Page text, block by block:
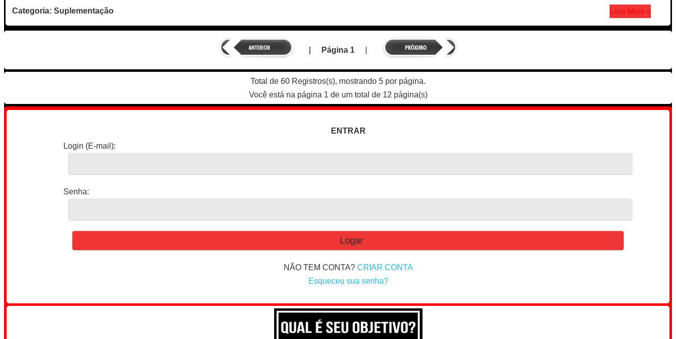
Categoria: Suplementação Leia Mais »
Página 1
Total de 60 Registros(s), mostrando 5 por página.
Você está na página 1 de um total de 12 página(s)
ENTRAR
Login (E-mail):
Senha:
NÃO TEM CONTA? CRIAR CONTA
Esqueceu sua senha?